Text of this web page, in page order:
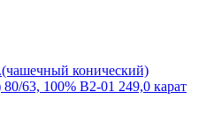
конический)
63, 100% В2-01 249,0 карат